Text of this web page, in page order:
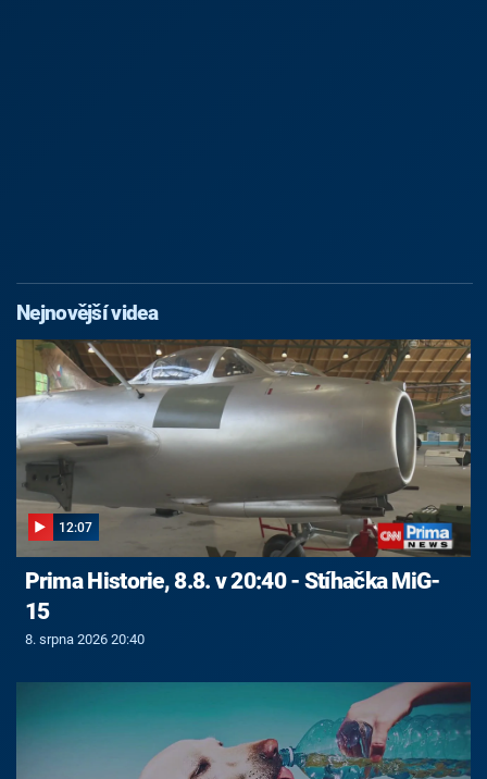
Nejnovější videa
12:07
Prima Historie, 8.8. v 20:40 - Stíhačka MiG-
15
8. srpna 2026 20:40